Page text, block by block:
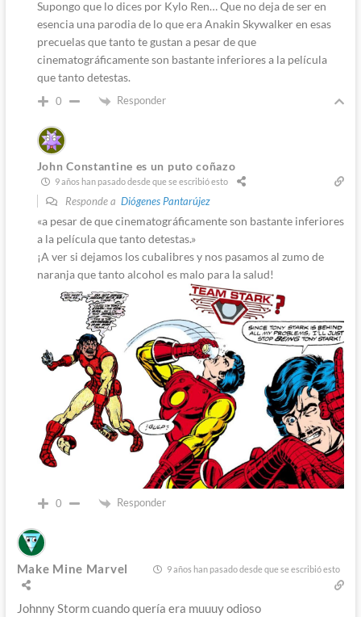
Supongo que lo dices por Kylo Ren… Que no deja de ser en
esencia una parodia de lo que era Anakin Skywalker en esas
precuelas que tanto te gustan a pesar de que
cinematográficamente son bastante inferiores a la película
que tanto detestas.
0 Responder
John Constantine es un puto coñazo
9 años han pasado desde que se escribió esto
Responde a Diógenes Pantarújez
«a pesar de que cinematográficamente son bastante inferiores
a la película que tanto detestas.»
¡A ver si dejamos los cubalibres y nos pasamos al zumo de
naranja que tanto alcohol es malo para la salud!
0 Responder
Make Mine Marvel 9 años han pasado desde que se escribió esto
Johnny Storm cuando quería era muuuy odioso